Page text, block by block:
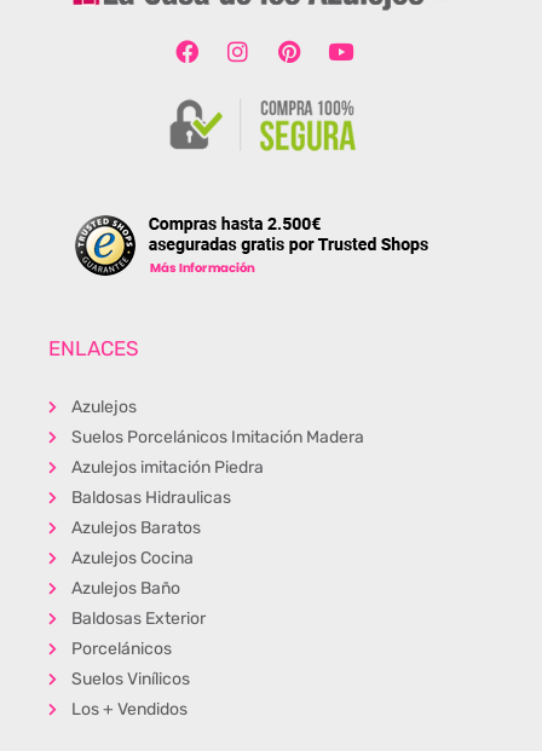
ENLACES
Azulejos
Suelos Porcelánicos Imitación Madera
Azulejos imitación Piedra
Baldosas Hidraulicas
Azulejos Baratos
Azulejos Cocina
Azulejos Baño
Baldosas Exterior
Porcelánicos
Suelos Vinílicos
Los + Vendidos